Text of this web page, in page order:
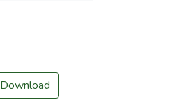
Download